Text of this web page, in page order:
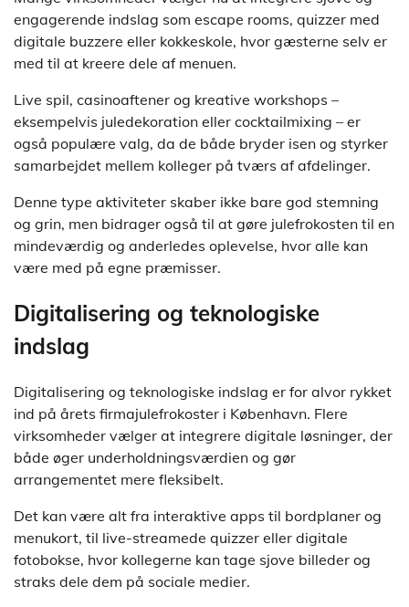
engagerende indslag som escape rooms, quizzer med
digitale buzzere eller kokkeskole, hvor gæsterne selv er
med til at kreere dele af menuen.
Live spil, casinoaftener og kreative workshops –
eksempelvis juledekoration eller cocktailmixing – er
også populære valg, da de både bryder isen og styrker
samarbejdet mellem kolleger på tværs af afdelinger.
Denne type aktiviteter skaber ikke bare god stemning
og grin, men bidrager også til at gøre julefrokosten til en
mindeværdig og anderledes oplevelse, hvor alle kan
være med på egne præmisser.
Digitalisering og teknologiske
indslag
Digitalisering og teknologiske indslag er for alvor rykket
ind på årets firmajulefrokoster i København. Flere
virksomheder vælger at integrere digitale løsninger, der
både øger underholdningsværdien og gør
arrangementet mere fleksibelt.
Det kan være alt fra interaktive apps til bordplaner og
menukort, til live-streamede quizzer eller digitale
fotobokse, hvor kollegerne kan tage sjove billeder og
straks dele dem på sociale medier.